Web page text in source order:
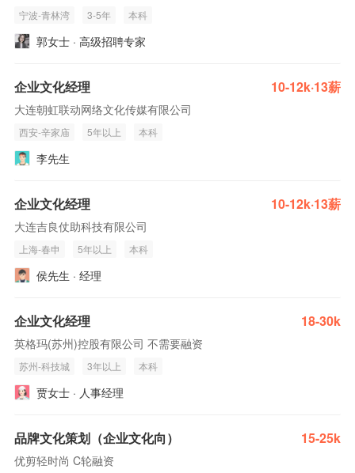
宁波-青林湾 3-5年 本科
郭女士 · 高级招聘专家
企业文化经理 10-12k·13薪
大连朝虹联动网络文化传媒有限公司
西安-辛家庙 5年以上 本科
李先生
企业文化经理 10-12k·13薪
大连吉良仗助科技有限公司
上海-春申 5年以上 本科
侯先生 · 经理
企业文化经理 18-30k
英格玛(苏州)控股有限公司 不需要融资
苏州-科技城 3年以上 本科
贾女士 · 人事经理
品牌文化策划（企业文化向） 15-25k
优剪轻时尚 C轮融资